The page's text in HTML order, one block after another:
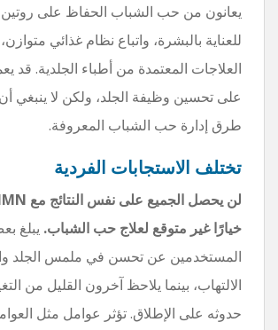
يعانون من حب الشباب الحفاظ على
للعناية بالبشرة، واتباع نظام غذائي
على تحسين وظيفة الجلد، ولكن لا ينبغي
طرق إدارة حب الشباب المعروفة.
تختلف الاستجابات الفردية
خيارًا غير متوقع لعلاج حب الشباب. يبلغ
المستخدمين عن تحسن في ملمس الجلد
الالتهاب، بينما يلاحظ آخرون القليل من
حدوثه على الإطلاق. تؤثر عوامل مثل